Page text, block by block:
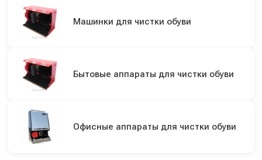
Машинки для чистки обуви
Бытовые аппараты для чистки обуви
Офисные аппараты для чистки обуви